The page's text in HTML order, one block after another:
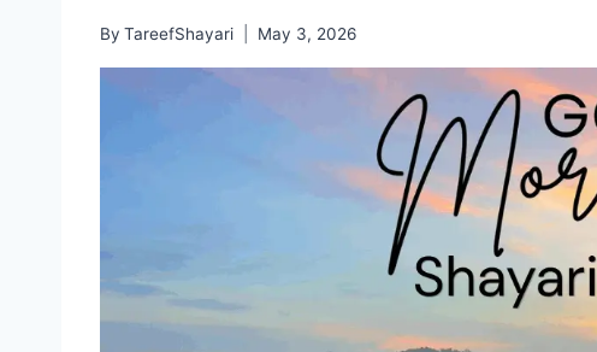
By TareefShayari May 3, 2026